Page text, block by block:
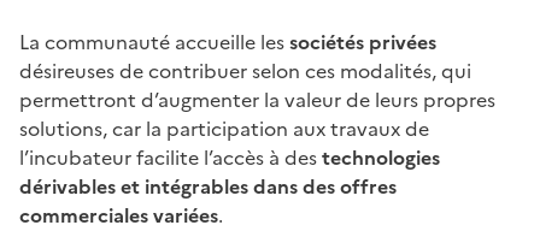
La communauté accueille lessociétés privées
désireuses de contribuer selon ces modalités, qui
permettront d’augmenter la valeur de leurs propres
solutions, car la participation aux travaux de
l’incubateur facilite l’accès à destechnologies
dérivables et intégrables dans des offres
commerciales variées.